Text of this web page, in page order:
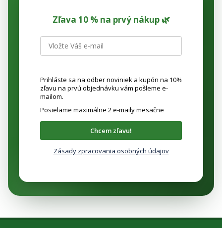
Zľava 10 % na prvý nákup 🌿
Prihláste sa na odber noviniek a kupón na 10%
zľavu na prvú objednávku vám pošleme e-
mailom.
Posielame maximálne 2 e-maily mesačne
Chcem zľavu!
Zásady zpracovania osobných údajov